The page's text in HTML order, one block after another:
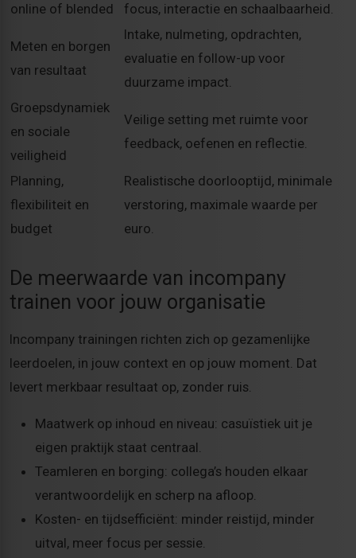
online of blended
focus, interactie en schaalbaarheid.
Meten en borgen
van resultaat
Intake, nulmeting, opdrachten,
evaluatie en follow-up voor
duurzame impact.
Groepsdynamiek
en sociale
veiligheid
Veilige setting met ruimte voor
feedback, oefenen en reflectie.
Planning,
flexibiliteit en
budget
Realistische doorlooptijd, minimale
verstoring, maximale waarde per
euro.
De meerwaarde van incompany
trainen voor jouw organisatie
Incompany trainingen richten zich op gezamenlijke
leerdoelen, in jouw context en op jouw moment. Dat
levert merkbaar resultaat op, zonder ruis.
Maatwerk op inhoud en niveau: casuïstiek uit je
eigen praktijk staat centraal.
Teamleren en borging: collega’s houden elkaar
verantwoordelijk en scherp na afloop.
Kosten- en tijdsefficiënt: minder reistijd, minder
uitval, meer focus per sessie.